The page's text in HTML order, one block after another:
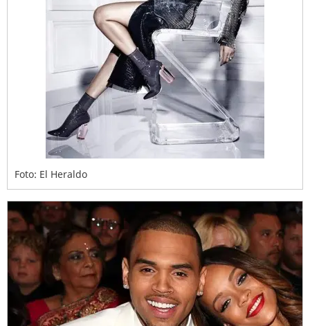
Foto: El Heraldo